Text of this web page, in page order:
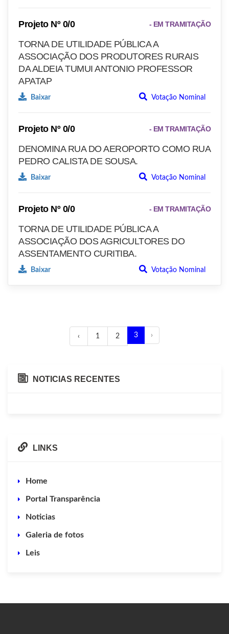
Projeto Nº 0/0 - EM TRAMITAÇÃO
TORNA DE UTILIDADE PÚBLICA A
ASSOCIAÇÃO DOS PRODUTORES RURAIS
DA ALDEIA TUMUI ANTONIO PROFESSOR
APATAP
Baixar Votação Nominal
Projeto Nº 0/0 - EM TRAMITAÇÃO
DENOMINA RUA DO AEROPORTO COMO RUA
PEDRO CALISTA DE SOUSA.
Baixar Votação Nominal
Projeto Nº 0/0 - EM TRAMITAÇÃO
TORNA DE UTILIDADE PÚBLICA A
ASSOCIAÇÃO DOS AGRICULTORES DO
ASSENTAMENTO CURITIBA.
Baixar Votação Nominal
‹ 1 2 3 ›
NOTICIAS RECENTES
LINKS
Home
Portal Transparência
Noticias
Galeria de fotos
Leis